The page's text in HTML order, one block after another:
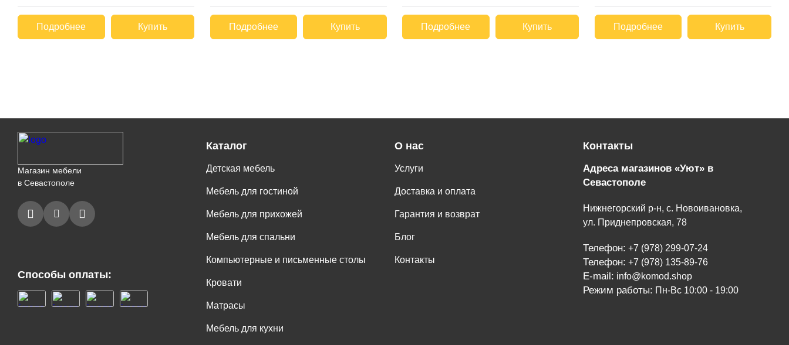
Подробнее Купить Подробнее Купить Подробнее Купить Подробнее Купить
Магазин мебели
в Севастополе
Способы оплаты:
Каталог
Детская мебель
Мебель для гостиной
Мебель для прихожей
Мебель для спальни
Компьютерные и письменные столы
Кровати
Матрасы
Мебель для кухни
О нас
Услуги
Доставка и оплата
Гарантия и возврат
Блог
Контакты
Контакты
Адреса магазинов «Уют» в
Севастополе
Нижнегорский р-н, с. Новоивановка,
ул. Приднепровская, 78
Телефон: +7 (978) 299-07-24
Телефон: +7 (978) 135-89-76
E-mail: info@komod.shop
Режим работы: Пн-Вс 10:00 - 19:00